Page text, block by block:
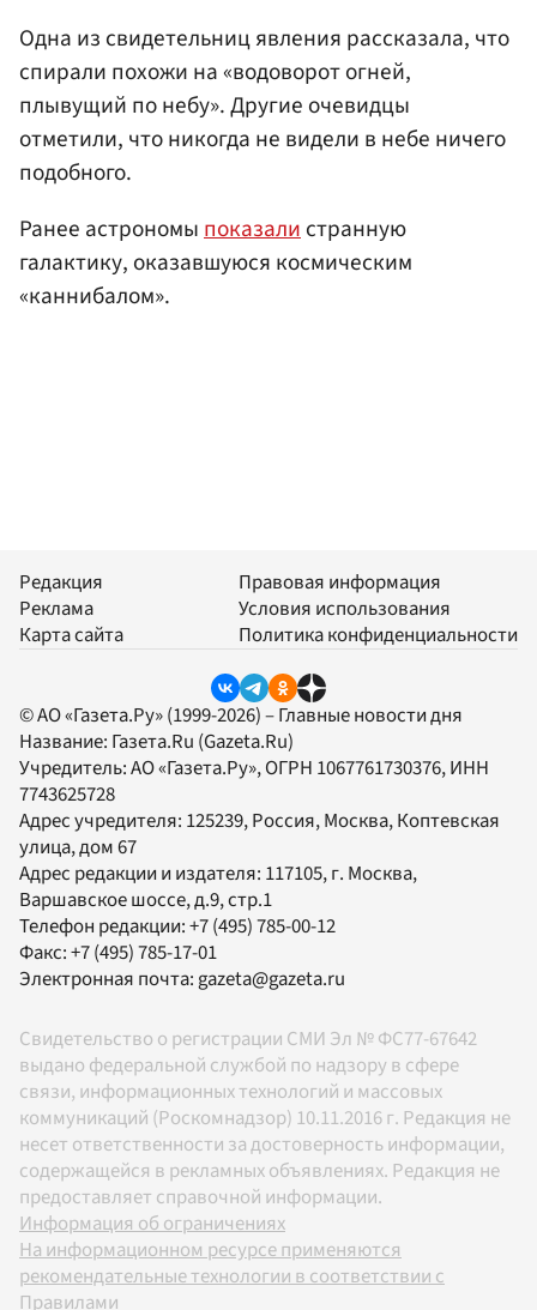
Одна из свидетельниц явления рассказала, что
спирали похожи на «водоворот огней,
плывущий по небу». Другие очевидцы
отметили, что никогда не видели в небе ничего
подобного.
Ранее астрономыпоказалистранную
галактику, оказавшуюся космическим
«каннибалом».
Редакция
Реклама
Карта сайта
Правовая информация
Условия использования
Политика конфиденциальности
© АО «Газета.Ру» (1999-2026) – Главные новости дня
Название: Газета.Ru (Gazeta.Ru)
Учредитель:АО «Газета.Ру», ОГРН 1067761730376, ИНН
7743625728
Адрес учредителя: 125239, Россия, Москва, Коптевская
улица, дом 67
Адрес редакции и издателя: 117105, г. Москва,
Варшавское шоссе, д.9, стр.1
Телефон редакции:+7 (495) 785-00-12
Факс:+7 (495) 785-17-01
Электронная почта: gazeta@gazeta.ru
Свидетельство о регистрации СМИ Эл № ФС77-67642
выдано федеральной службой по надзору в сфере
связи, информационных технологий и массовых
коммуникаций (Роскомнадзор) 10.11.2016 г. Редакция не
несет ответственности за достоверность информации,
содержащейся в рекламных объявлениях. Редакция не
предоставляет справочной информации.
Информация об ограничениях
На информационном ресурсе применяются
рекомендательные технологии в соответствии с
Правилами